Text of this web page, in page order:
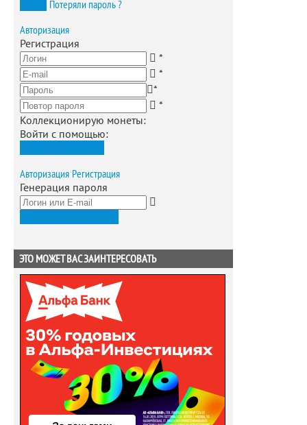
Потеряли пароль ?
Авторизация
Регистрация
*
*
*
*
Коллекционирую монеты:
Войти с помощью:
Авторизация Регистрация
Генерация пароля
ЭТО МОЖЕТ ВАС ЗАИНТЕРЕСОВАТЬ